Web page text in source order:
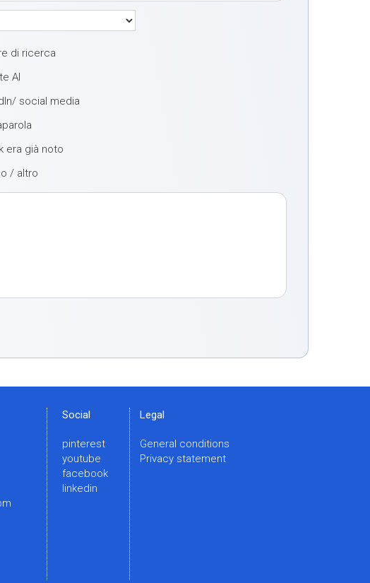
di ricerca
AI
social media
era già noto
/ altro
Social
pinterest
youtube
facebook
linkedin
Legal
General conditions
Privacy statement